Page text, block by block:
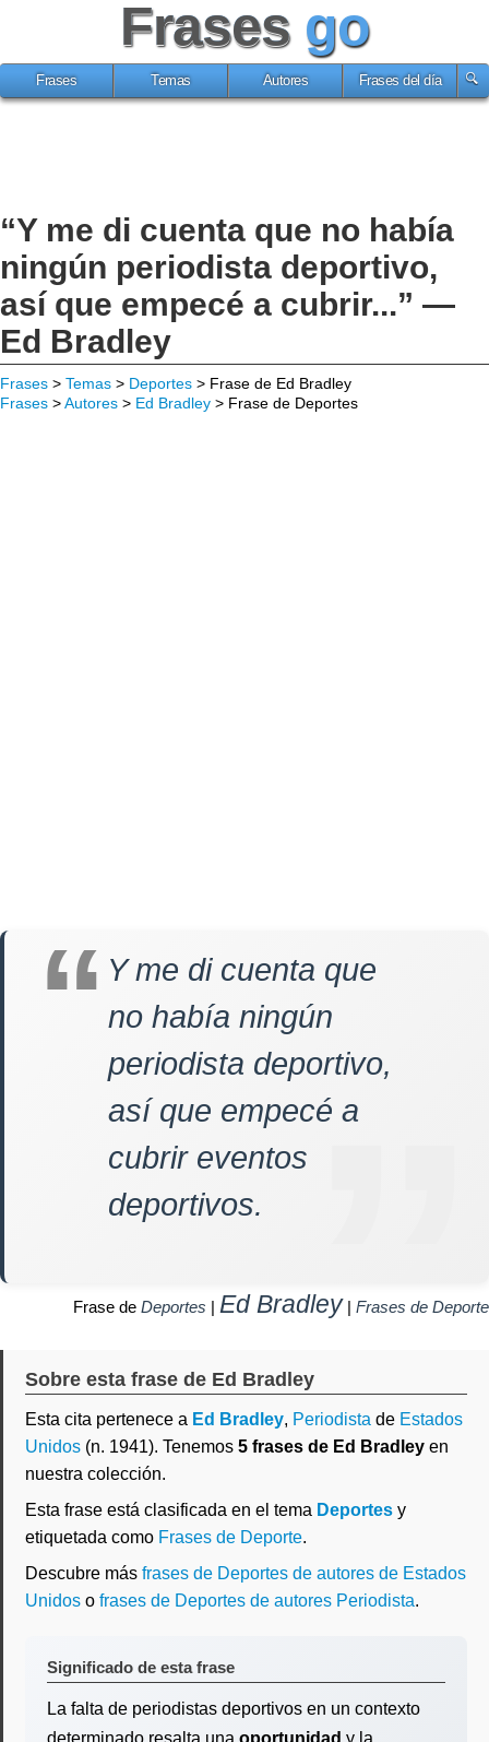
Frases go
Frases Temas Autores Frases del día
“Y me di cuenta que no había
ningún periodista deportivo,
así que empecé a cubrir...” —
Ed Bradley
Frases > Temas > Deportes > Frase de Ed Bradley
Frases >Autores > Ed Bradley > Frase de Deportes
Y me di cuenta que
no había ningún
periodista deportivo,
así que empecé a
cubrir eventos
deportivos.
Frase de Deportes | Ed Bradley | Frases de Deporte
Sobre esta frase de Ed Bradley
Esta cita pertenece a Ed Bradley, Periodista de Estados
Unidos (n. 1941). Tenemos 5 frases de Ed Bradley en
nuestra colección.
Esta frase está clasificada en el tema Deportes y
etiquetada como Frases de Deporte.
Descubre más frases de Deportes de autores de Estados
Unidos o frases de Deportes de autores Periodista.
Significado de esta frase
La falta de periodistas deportivos en un contexto
determinado resalta una oportunidad y la